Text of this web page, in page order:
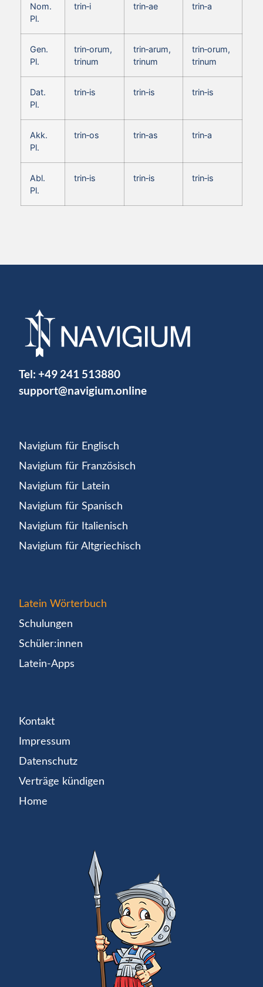
Nom.
Pl.
trin‑i trin‑ae trin‑a
Gen.
Pl.
trin‑orum,
trinum
trin‑arum,
trinum
trin‑orum,
trinum
Dat.
Pl.
trin‑is trin‑is trin‑is
Akk.
Pl.
trin‑os trin‑as trin‑a
Abl.
Pl.
trin‑is trin‑is trin‑is
Tel: +49 241 513880
support@navigium.online
Navigium für Englisch
Navigium für Französisch
Navigium für Latein
Navigium für Spanisch
Navigium für Italienisch
Navigium für Altgriechisch
Latein Wörterbuch
Schulungen
Schüler:innen
Latein-Apps
Kontakt
Impressum
Datenschutz
Verträge kündigen
Home